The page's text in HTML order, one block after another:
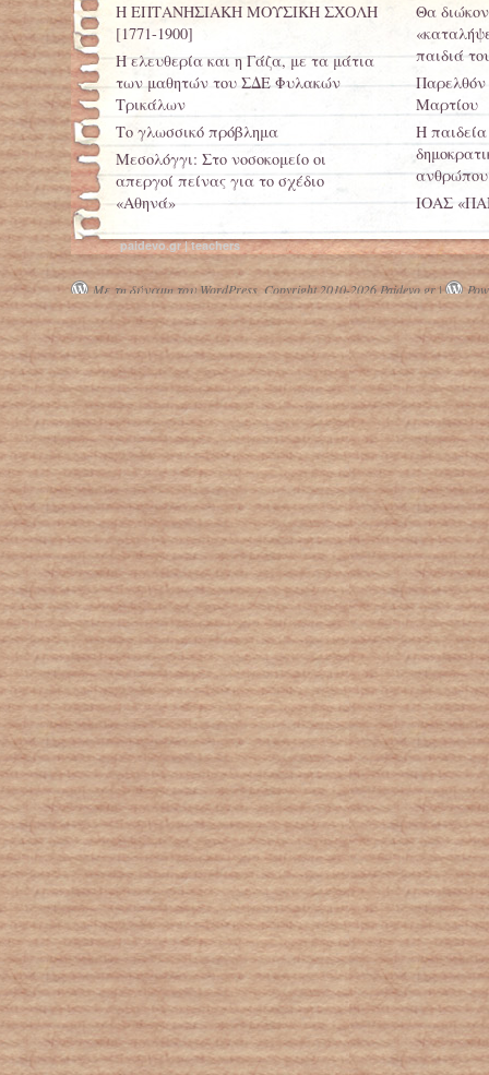
Η ΕΠΤΑΝΗΣΙΑΚΗ ΜΟΥΣΙΚΗ ΣΧΟΛΗ
[1771-1900]
Η ελευθερία και η Γάζα, με τα μάτια
των μαθητών του ΣΔΕ Φυλακών
Τρικάλων
Το γλωσσικό πρόβλημα
Μεσολόγγι: Στο νοσοκομείο οι
απεργοί πείνας για το σχέδιο
«Αθηνά»
ΔΙΑΜΑΡΤΥΡΙΑ ΓΙΑ ΤΟ ΚΛΕΙΣΙΜΟ
ΤΟΥ ΣΧΟΛΕΙΟΥ «ΟΜΗΡΟΣ»
Θα
παιδιά
Μαρτίου
Η παιδεία
ανθρώπου
ΙΟΑΣ
του
Στέριωσε
σχολείο
paidevo.gr | teachers
Με τη δύναμη του WordPress. Copyright 2010-2026 Paidevo.gr |